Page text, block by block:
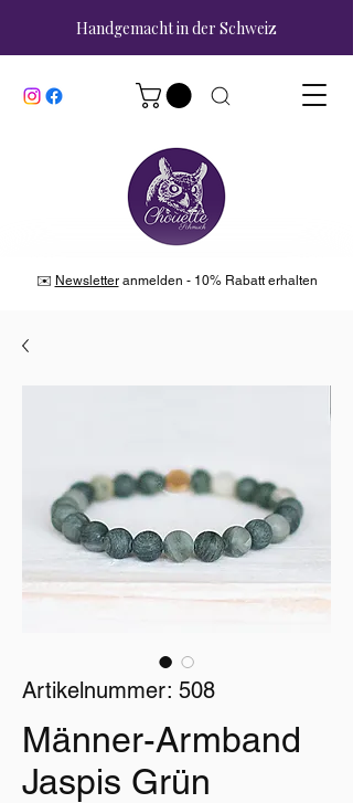
Handgemacht in der Schweiz
✉️ Newsletteranmelden - 10% Rabatt erhalten
Artikelnummer: 508
Männer-Armband
Jaspis Grün